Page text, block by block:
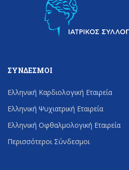
ΣΎΝΔΕΣΜΟΙ
Ελληνική Καρδιολογική Εταιρεία
Ελληνική Ψυχιατρική Εταιρεία
Ελληνική Οφθαλμολογική Εταιρεία
Περισσότεροι Σύνδεσμοι